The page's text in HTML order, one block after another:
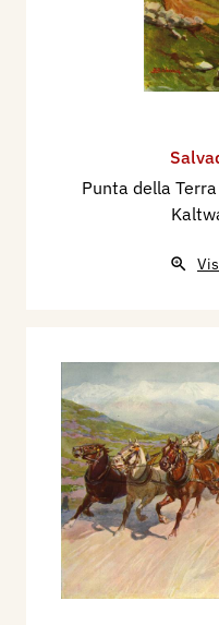
Punta della